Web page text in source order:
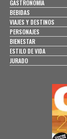
GASTRONOMÍA
BEBIDAS
VIAJES Y DESTINOS
PERSONAJES
BIENESTAR
ESTILO DE VIDA
JURADO